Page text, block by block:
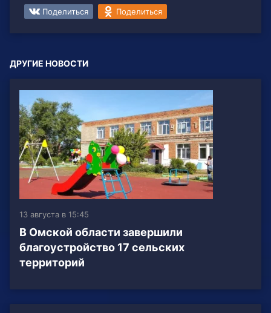
Поделиться Поделиться
ДРУГИЕ НОВОСТИ
13 августа в 15:45
В Омской области завершили
благоустройство 17 сельских
территорий